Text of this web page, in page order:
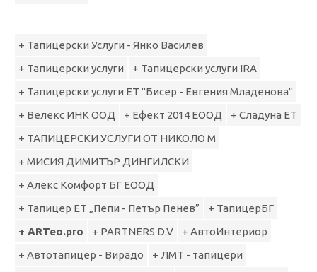
+ Тапицерски Услуги - Янко Василев
+ Тапицерски услуги
+ Тапицерски услуги IRA
+ Тапицерски услуги ЕТ "Бисер - Евгения Младенова"
+ Велекс ИНК ООД
+ Ефект 2014 ЕООД
+ Сладуна ЕТ
+ ТАПИЦЕРСКИ УСЛУГИ ОТ НИКОЛО М
+ МИСИЯ ДИМИТЪР ДИНГИЛСКИ
+ Алекс Комфорт БГ ЕООД
+ Тапицер ЕТ „Пепи - Петър Пенев”
+ ТапицерБГ
+ ARTeo.pro
+ PARTNERS D.V
+ АвтоИнтериор
+ Автотапицер - Вирадо
+ ЛМТ - тапицери